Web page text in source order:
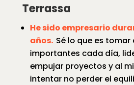
Terrassa
He sido empresario
años. Sé lo que es tomar
importantes cada día,
empujar proyectos y al
intentar no perder el